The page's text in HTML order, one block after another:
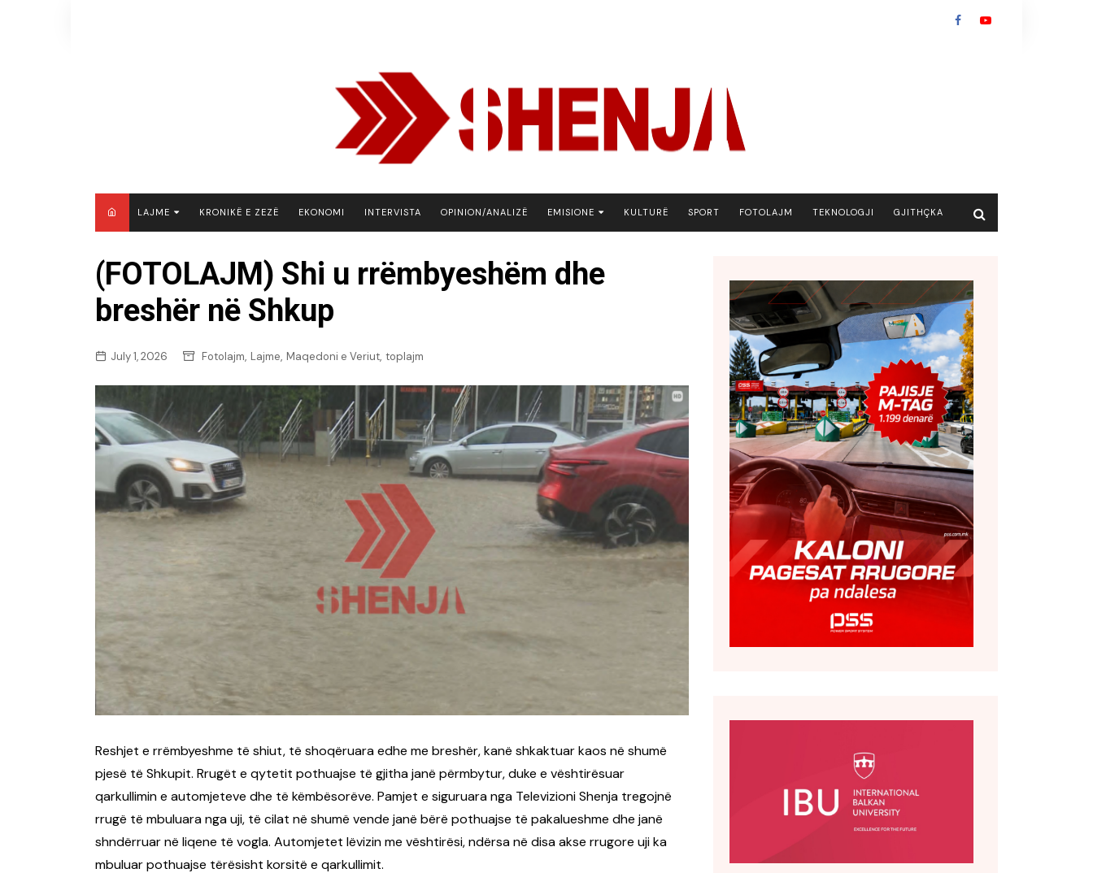
LAJME
KOSOVË
SHQIPËRI
BOTË
KRONIKË E ZEZË EKONOMI INTERVISTA OPINION/ANALIZË EMISIONE
BOTA NE FOKUS
GJURMË
INTERVISTA EMISION
KONAKU
KU E KISHIM FJALEN
LIGJERATE FETARE
PARADITE ME NE
KULTURË SPORT FOTOLAJM TEKNOLOGJI GJITHÇKA
(FOTOLAJM) Shi u rrëmbyeshëm dhe
breshër në Shkup
July 1, 2026 Fotolajm, Lajme, Maqedoni e Veriut, toplajm
Reshjet e rrëmbyeshme të shiut, të shoqëruara edhe me breshër, kanë shkaktuar kaos në shumë
pjesë të Shkupit. Rrugët e qytetit pothuajse të gjitha janë përmbytur, duke e vështirësuar
qarkullimin e automjeteve dhe të këmbësorëve. Pamjet e siguruara nga Televizioni Shenja tregojnë
rrugë të mbuluara nga uji, të cilat në shumë vende janë bërë pothuajse të pakalueshme dhe janë
shndërruar në liqene të vogla. Automjetet lëvizin me vështirësi, ndërsa në disa akse rrugore uji ka
mbuluar pothuajse tërësisht korsitë e qarkullimit.